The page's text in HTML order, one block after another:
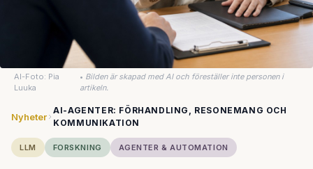
AI-Foto: Pia
Luuka
• Bilden är skapad med AI och föreställer inte personen i
artikeln.
Nyheter
AI-AGENTER: FÖRHANDLING, RESONEMANG OCH
KOMMUNIKATION
LLM FORSKNING AGENTER & AUTOMATION